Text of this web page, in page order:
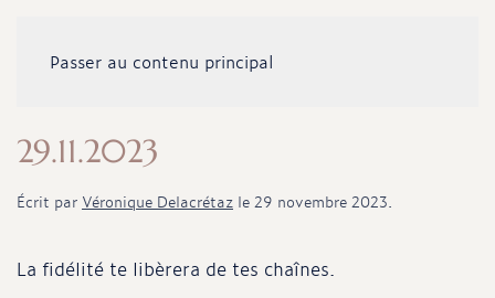
Passer au contenu principal
29.11.2023
Écrit par Véronique Delacrétaz le 29 novembre 2023.
La fidélité te libèrera de tes chaînes.